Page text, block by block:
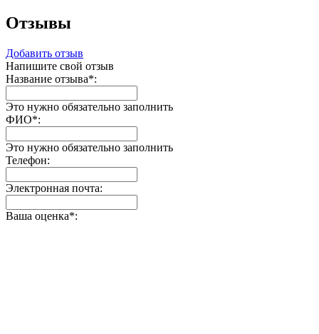
Отзывы
Добавить отзыв
Напишите свой отзыв
Название отзыва*:
Это нужно обязательно заполнить
ФИО*:
Это нужно обязательно заполнить
Телефон:
Электронная почта:
Ваша оценка*: